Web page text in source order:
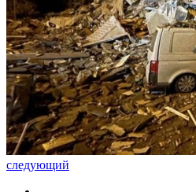
следующий